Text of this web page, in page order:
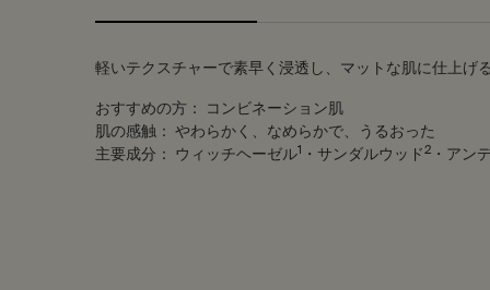
軽いテクスチャーで素早く浸透し、マットな肌に仕上げ
おすすめの方：
コンビネーション肌
肌の感触： やわらかく、なめらかで、うるおった
主要成分： ウィッチヘーゼル1 ・サンダルウッド2 ・アン